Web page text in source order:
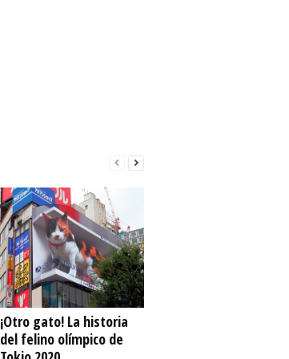
¡Otro gato! La historia
del felino olímpico de